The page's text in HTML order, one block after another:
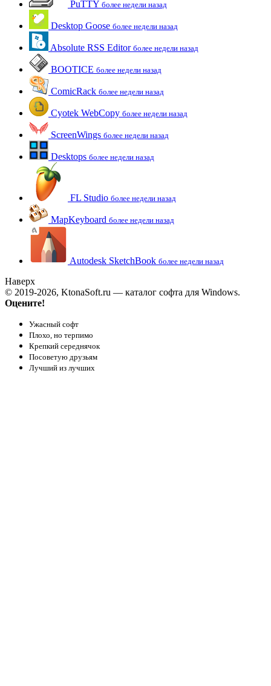
PuTTY более недели назад
Desktop Goose более недели назад
Absolute RSS Editor более недели назад
BOOTICE более недели назад
ComicRack более недели назад
Cyotek WebCopy более недели назад
ScreenWings более недели назад
Desktops более недели назад
FL Studio более недели назад
MapKeyboard более недели назад
Autodesk SketchBook более недели назад
Наверх
© 2019-2026, KtonaSoft.ru — каталог софта для Windows.
Оцените!
Ужасный софт
Плохо, но терпимо
Крепкий середнячок
Посоветую друзьям
Лучший из лучших